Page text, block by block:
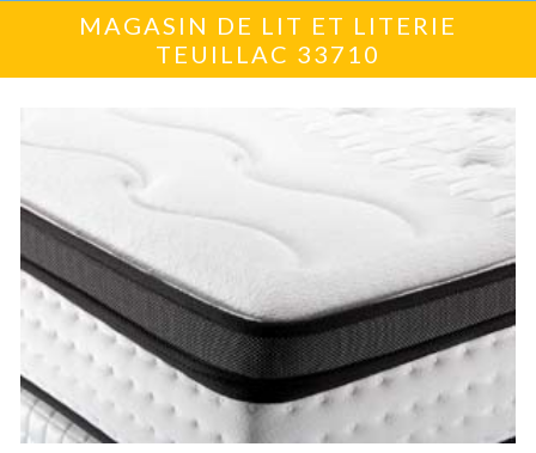
MAGASIN DE LIT ET LITERIE
TEUILLAC 33710